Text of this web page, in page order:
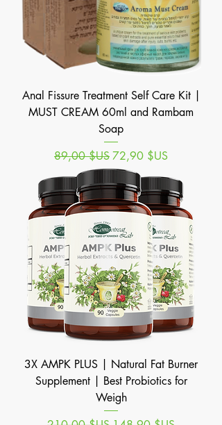
Anal Fissure Treatment Self Care Kit |
MUST CREAM 60ml and Rambam
Soap
Prix original
89,00 $USPrix promotionnel
72,90 $US
3X AMPK PLUS | Natural Fat Burner
Supplement | Best Probiotics for
Weigh